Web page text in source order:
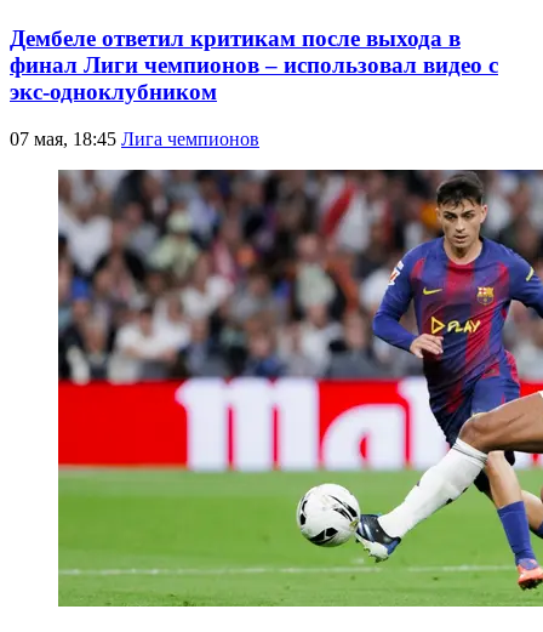
Дембеле ответил критикам после выхода в
финал Лиги чемпионов – использовал видео с
экс-одноклубником
07 мая, 18:45 Лига чемпионов